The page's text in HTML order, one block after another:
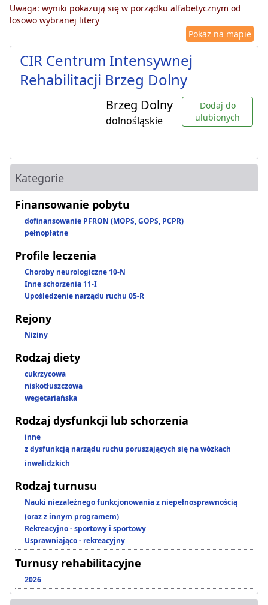
Uwaga: wyniki pokazują się w porządku alfabetycznym od
losowo wybranej litery
Pokaż na mapie
CIR Centrum Intensywnej
Rehabilitacji Brzeg Dolny
Brzeg Dolny
dolnośląskie
Dodaj do
ulubionych
Kategorie
Finansowanie pobytu
dofinansowanie PFRON (MOPS, GOPS, PCPR)
pełnopłatne
Profile leczenia
Choroby neurologiczne 10-N
Inne schorzenia 11-I
Upośledzenie narządu ruchu 05-R
Rejony
Niziny
Rodzaj diety
cukrzycowa
niskotłuszczowa
wegetariańska
Rodzaj dysfunkcji lub schorzenia
inne
z dysfunkcją narządu ruchu poruszających się na wózkach
inwalidzkich
Rodzaj turnusu
Nauki niezależnego funkcjonowania z niepełnosprawnością
(oraz z innym programem)
Rekreacyjno - sportowy i sportowy
Usprawniająco - rekreacyjny
Turnusy rehabilitacyjne
2026